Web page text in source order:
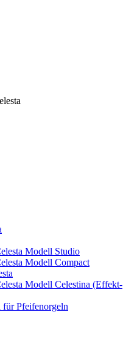
Modell Studio
Modell Compact
Modell Celestina (Effekt-
für Pfeifenorgeln